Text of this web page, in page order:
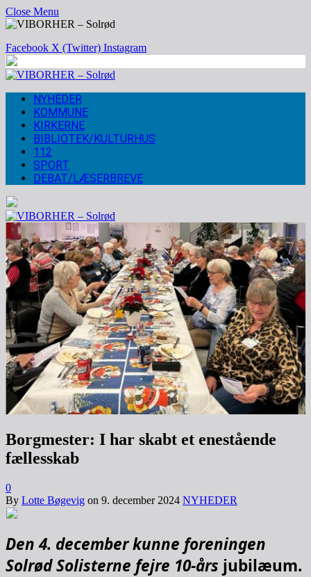
Close Menu
Facebook X (Twitter) Instagram
NYHEDER
KOMMUNE
KIRKERNE
BIBLIOTEK/KULTURHUS
112
SPORT
DEBAT/LÆSERBREVE
Borgmester: I har skabt et enestående
fællesskab
0
By Lotte Bøgevig on 9. december 2024 NYHEDER
Den 4. december kunne foreningen
Solrød Solisterne fejre 10-års jubilæum.